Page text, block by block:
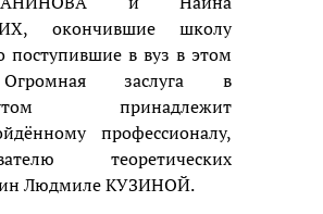
окончившие школу
поступившие в вуз в этом
заслуга в
принадлежит
профессионалу,
теоретических
Людмиле КУЗИНОЙ.